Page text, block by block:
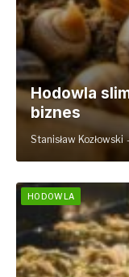
Hodowla
biznes
Stanisław Kozłowski
HODOWLA